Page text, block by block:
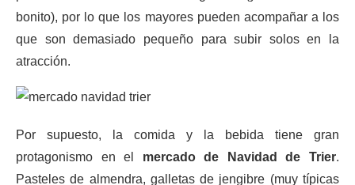
bonito), por lo que los mayores pueden acompañar a los
que son demasiado pequeño para subir solos en la
atracción.
Por supuesto, la comida y la bebida tiene gran
protagonismo en el mercado de Navidad de Trier.
Pasteles de almendra, galletas de jengibre (muy típicas